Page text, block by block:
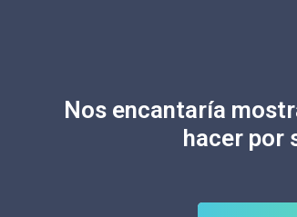
Nos encantaría
hacer por